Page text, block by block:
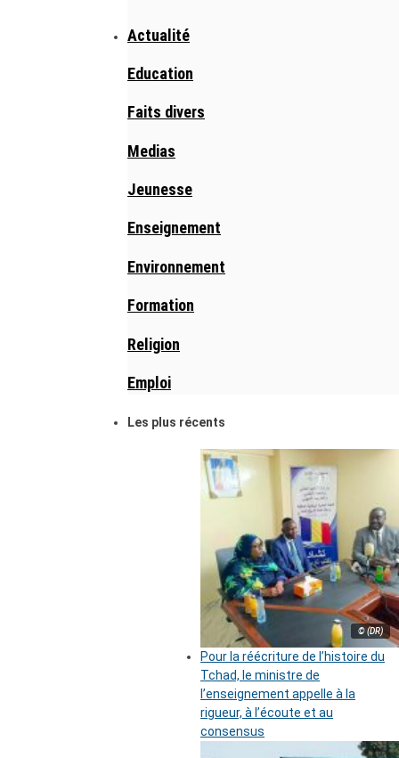
Actualité
Education
Faits divers
Medias
Jeunesse
Enseignement
Environnement
Formation
Religion
Emploi
Les plus récents
© (DR)
Pour la réécriture de l’histoire du
Tchad, le ministre de
l’enseignement appelle à la
rigueur, à l’écoute et au
consensus